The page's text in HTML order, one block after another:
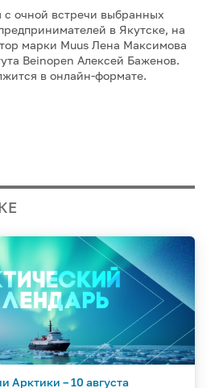
очной встречи выбранных
в Якутске, на
марки Muus Лена Максимова
Beinopen Алексей Баженов.
в онлайн-формате.
Арктики – 10 августа